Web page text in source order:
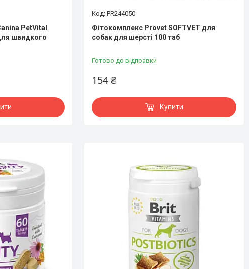
PetVital
швидкого
PR244050
Фітокомплекс Provet SOFTVET для
собак для шерсті 100 таб
Готово до відправки
154 ₴
Купити